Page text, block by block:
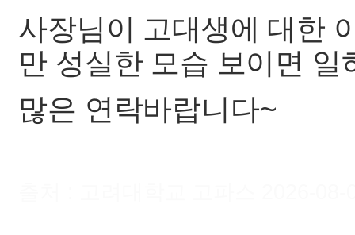
사장님이 고대생에 대한
만 성실한 모습 보이면
많은 연락바랍니다~